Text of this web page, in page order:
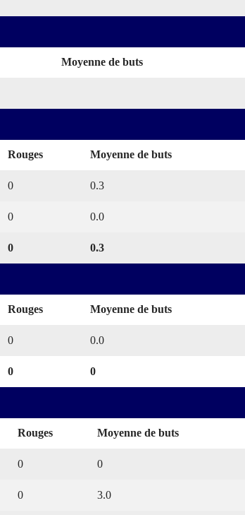
Moyenne de buts
Rouges Moyenne de buts
0 0.3
0 0.0
0 0.3
Rouges Moyenne de buts
0 0.0
0 0
Rouges Moyenne de buts
0 0
0 3.0